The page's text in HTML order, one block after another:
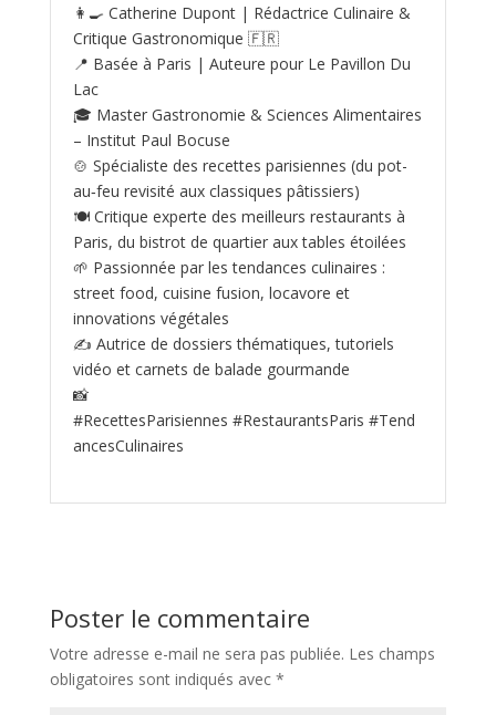
👩‍🍳 Catherine Dupont | Rédactrice Culinaire &
Critique Gastronomique 🇫🇷
📍 Basée à Paris | Auteure pour Le Pavillon Du
Lac
🎓 Master Gastronomie & Sciences Alimentaires
– Institut Paul Bocuse
🍲 Spécialiste des recettes parisiennes (du pot-
au‑feu revisité aux classiques pâtissiers)
🍽️ Critique experte des meilleurs restaurants à
Paris, du bistrot de quartier aux tables étoilées
🌱 Passionnée par les tendances culinaires :
street food, cuisine fusion, locavore et
innovations végétales
✍️ Autrice de dossiers thématiques, tutoriels
vidéo et carnets de balade gourmande
📸
#RecettesParisiennes #RestaurantsParis #Tend
ancesCulinaires
Poster le commentaire
Votre adresse e-mail ne sera pas publiée. Les champs
obligatoires sont indiqués avec *